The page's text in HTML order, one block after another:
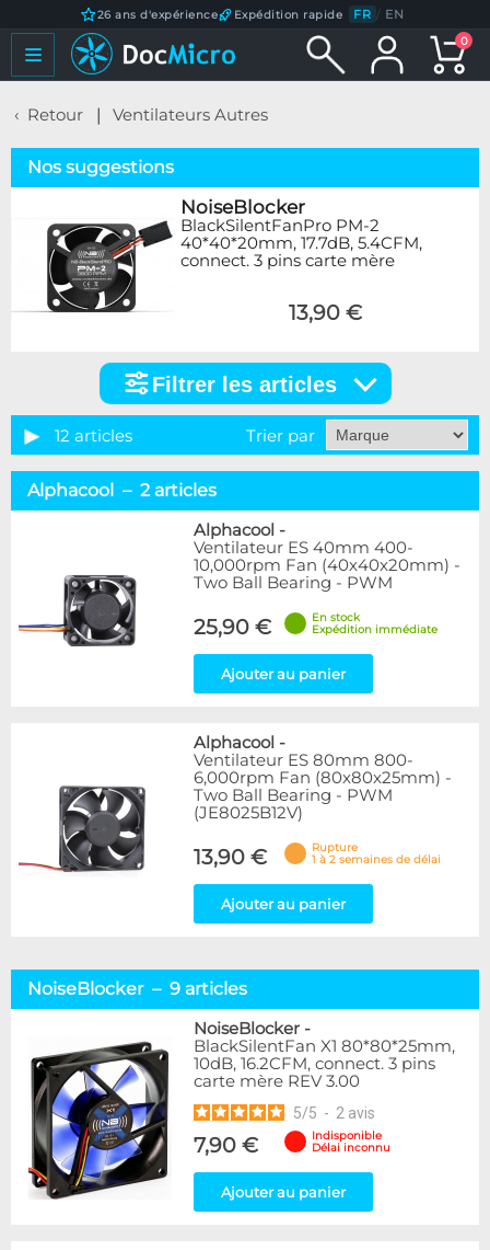
26 ans d'expérience Expédition rapide FR / EN
0
Retour Ventilateurs Autres
Nos suggestions
NoiseBlocker
BlackSilentFanPro PM-2
40*40*20mm, 17.7dB, 5.4CFM,
connect. 3 pins carte mère
13,90 €
articles
Marque
Alphacool
9
1
Disponibilité / Promotions
Articles en stock
Articles en promotions
Appliquer
Filtrer les articles
12 articles Trier par
Alphacool – 2 articles
Alphacool -
Ventilateur ES 40mm 400-
10,000rpm Fan (40x40x20mm) -
Two Ball Bearing - PWM
25,90 €
En stock
Expédition immédiate
Ajouter au panier
Alphacool -
Ventilateur ES 80mm 800-
6,000rpm Fan (80x80x25mm) -
Two Ball Bearing - PWM
(JE8025B12V)
13,90 €
Rupture
1 à 2 semaines de délai
Ajouter au panier
NoiseBlocker – 9 articles
NoiseBlocker -
BlackSilentFan X1 80*80*25mm,
10dB, 16.2CFM, connect. 3 pins
carte mère REV 3.00
5/5 - 2 avis
7,90 €
Indisponible
Délai inconnu
Ajouter au panier